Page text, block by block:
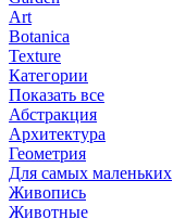
Art
Botanica
Texture
Категории
Показать все
Абстракция
Архитектура
Геометрия
Для самых маленьких
Живопись
Животные